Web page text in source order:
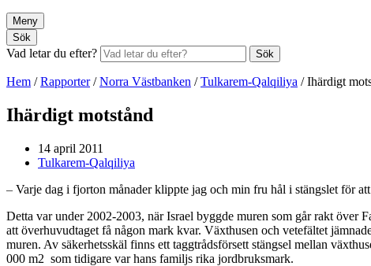
Meny
Sök
Vad letar du efter? Sök
Hem /Rapporter/Norra Västbanken /Tulkarem-Qalqiliya /Ihärdigt
Ihärdigt motstånd
14 april 2011
Tulkarem-Qalqiliya
– Varje dag i fjorton månader klippte jag och min fru hål i stängslet för
Detta var under 2002-2003, när Israel byggde muren som går rakt över
att överhuvudtaget få någon mark kvar. Växthusen och vetefältet
muren. Av säkerhetsskäl finns ett taggtrådsförsett stängsel mellan
000 m2 som tidigare var hans familjs rika jordbruksmark.